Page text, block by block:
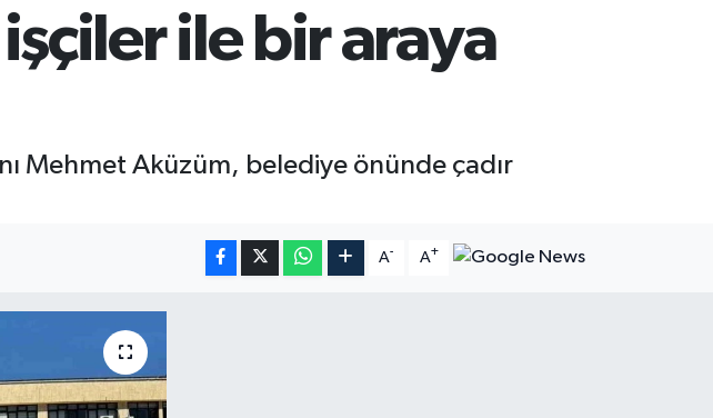
ile bir araya
Mehmet Aküzüm, belediye önünde çadır
A- A+